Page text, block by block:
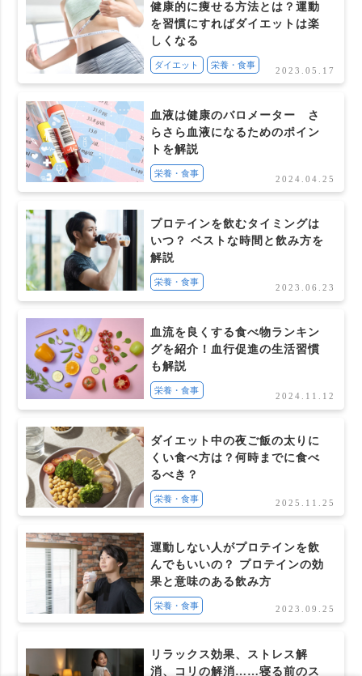
健康的に痩せる方法とは？運動
を習慣にすればダイエットは楽
しくなる
ダイエット 栄養・食事
2023.05.17
血液は健康のバロメーター さ
らさら血液になるためのポイン
トを解説
栄養・食事
2024.04.25
プロテインを飲むタイミングは
いつ？ ベストな時間と飲み方を
解説
栄養・食事
2023.06.23
血流を良くする食べ物ランキン
グを紹介！血行促進の生活習慣
も解説
栄養・食事
2024.11.12
ダイエット中の夜ご飯の太りに
くい食べ方は？何時までに食べ
るべき？
栄養・食事 2025.11.25
運動しない人がプロテインを飲
んでもいいの？ プロテインの効
果と意味のある飲み方
栄養・食事 2023.09.25
リラックス効果、ストレス解
消、コリの解消……寝る前のス